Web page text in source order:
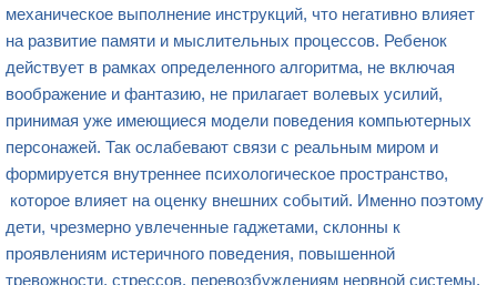
механическое выполнение инструкций, что негативно влияет
на развитие памяти и мыслительных процессов. Ребенок
действует в рамках определенного алгоритма, не включая
воображение и фантазию, не прилагает волевых усилий,
принимая уже имеющиеся модели поведения компьютерных
персонажей. Так ослабевают связи с реальным миром и
формируется внутреннее психологическое пространство,
которое влияет на оценку внешних событий. Именно поэтому
дети, чрезмерно увлеченные гаджетами, склонны к
проявлениям истеричного поведения, повышенной
тревожности, стрессов, перевозбуждениям нервной системы,